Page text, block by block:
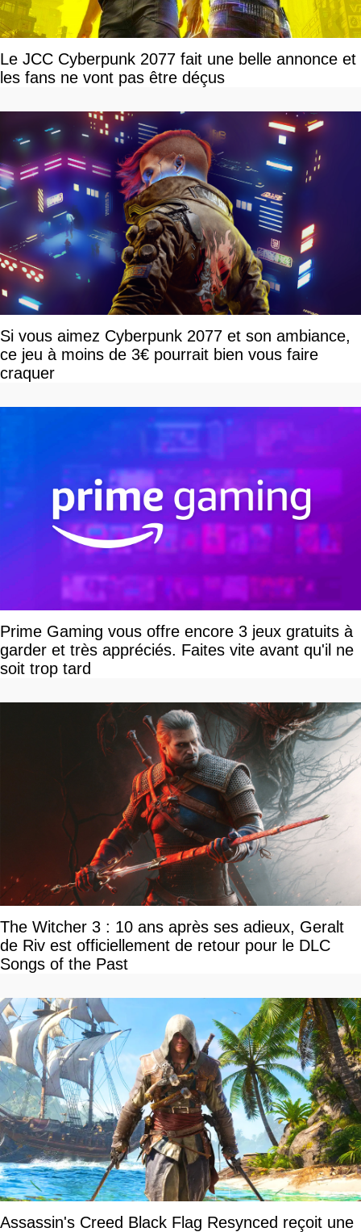
Le JCC Cyberpunk 2077 fait une belle annonce et
les fans ne vont pas être déçus
Si vous aimez Cyberpunk 2077 et son ambiance,
ce jeu à moins de 3€ pourrait bien vous faire
craquer
Prime Gaming vous offre encore 3 jeux gratuits à
garder et très appréciés. Faites vite avant qu'il ne
soit trop tard
The Witcher 3 : 10 ans après ses adieux, Geralt
de Riv est officiellement de retour pour le DLC
Songs of the Past
Assassin's Creed Black Flag Resynced reçoit une